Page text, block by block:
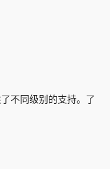
不同级别的支持。了